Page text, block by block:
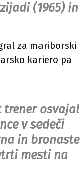
(1965) in
za mariborski
kariero pa
osvajal
v sedeči
in bronaste
mesti na